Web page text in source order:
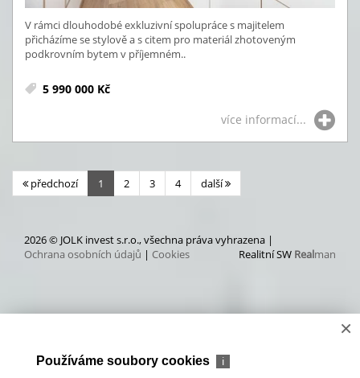
V rámci dlouhodobé exkluzivní spolupráce s majitelem
přicházíme se stylově a s citem pro materiál zhotoveným
podkrovním bytem v příjemném..
5 990 000 Kč
více informací...
předchozí 1 2 3 4 další
2026 © JOLK invest s.r.o., všechna práva vyhrazena |
Ochrana osobních údajů | Cookies Realitní SW Realman
×
Používáme soubory cookies ℹ